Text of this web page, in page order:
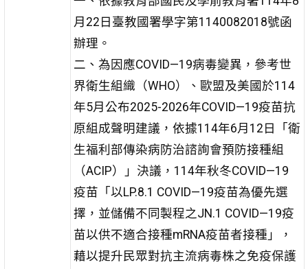
月22日臺教國署學字第1140082018號函
辦理。
二、為因應COVID—19病毒變異，參考世
界衛生組織（WHO）、歐盟及美國於114
年5月公布2025-2026年COVID—19疫苗抗
原組成聲明建議，依據114年6月12日「衛
生福利部傳染病防治諮詢會預防接種組
（ACIP）」決議，114年秋冬COVID—19
疫苗「以LP.8.1 COVID—19疫苗為優先選
擇，並儲備不同製程之JN.1 COVID—19疫
苗以供不適合接種mRNA疫苗者接種」，
藉以提升民眾對抗主流病毒株之免疫保護